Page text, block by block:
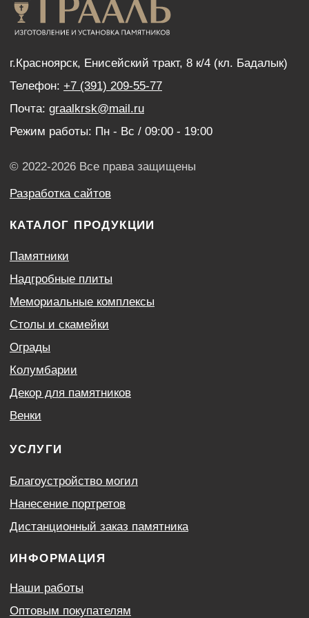
Нанесение портретов
Дистанционный заказ памятника
Наши работы
Оптовым покупателям
Политика конфиденциальности
данных